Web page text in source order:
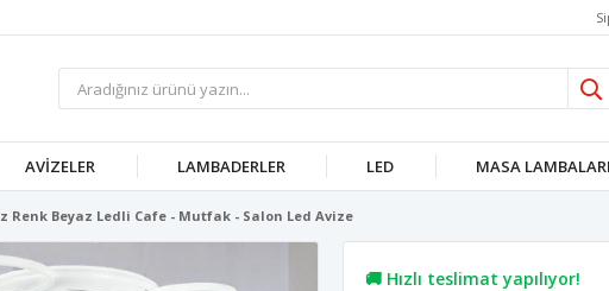
AVIZELER LAMBADERLER LED MASA LAMBALARI
Renk Beyaz Ledli Cafe - Mutfak - Salon Led Avize
🚚 Hızlı teslimat yapılıyor!